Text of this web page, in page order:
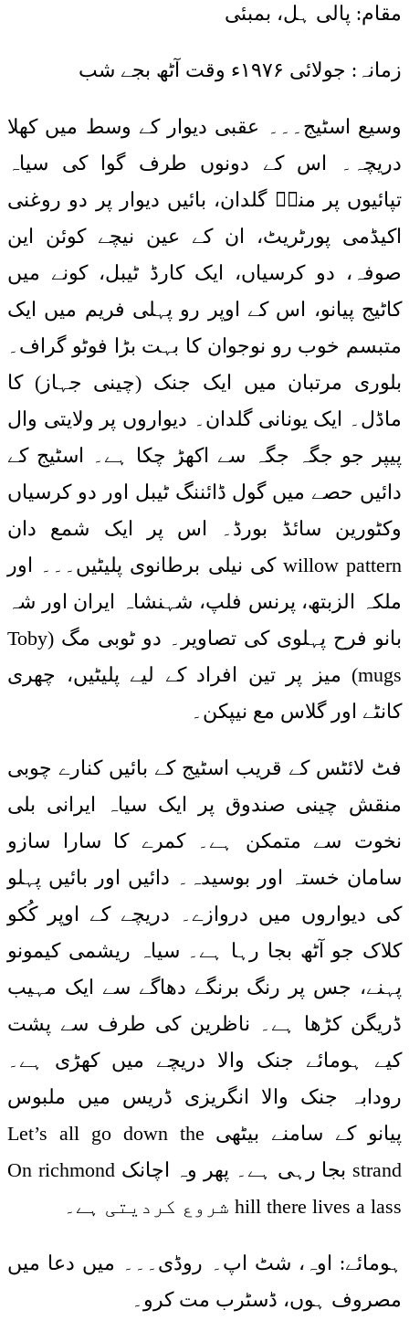
مقام: پالی ہل، بمبئی
زمانہ: جولائی ۱۹۷۶ء وقت آٹھ بجے شب
وسیع اسٹیج۔۔۔ عقبی دیوار کے وسط میں کھلا
دریچہ۔ اس کے دونوں طرف گوا کی سیاہ
تپائیوں پر منگؔ گلدان، بائیں دیوار پر دو روغنی
اکیڈمی پورٹریٹ، ان کے عین نیچے کوئن این
صوفہ، دو کرسیاں، ایک کارڈ ٹیبل، کونے میں
کاٹیج پیانو، اس کے اوپر رو پہلی فریم میں ایک
متبسم خوب رو نوجوان کا بہت بڑا فوٹو گراف۔
بلوری مرتبان میں ایک جنک (چینی جہاز) کا
ماڈل۔ ایک یونانی گلدان۔ دیواروں پر ولایتی وال
پیپر جو جگہ جگہ سے اکھڑ چکا ہے۔ اسٹیج کے
دائیں حصے میں گول ڈائننگ ٹیبل اور دو کرسیاں
وکٹورین سائڈ بورڈ۔ اس پر ایک شمع دان
willow pattern کی نیلی برطانوی پلیٹیں۔۔۔ اور
ملکہ الزبتھ، پرنس فلپ، شہنشاہ ایران اور شہ
بانو فرح پہلوی کی تصاویر۔ دو ٹوبی مگ (Toby
mugs) میز پر تین افراد کے لیے پلیٹیں، چھری
کانٹے اور گلاس مع نیپکن۔
فٹ لائٹس کے قریب اسٹیج کے بائیں کنارے چوبی
منقش چینی صندوق پر ایک سیاہ ایرانی بلی
نخوت سے متمکن ہے۔ کمرے کا سارا سازو
سامان خستہ اور بوسیدہ۔ دائیں اور بائیں پہلو
کی دیواروں میں دروازے۔ دریچے کے اوپر کُکو
کلاک جو آٹھ بجا رہا ہے۔ سیاہ ریشمی کیمونو
پہنے، جس پر رنگ برنگے دھاگے سے ایک مہیب
ڈریگن کڑھا ہے۔ ناظرین کی طرف سے پشت
کیے ہومائے جنک والا دریچے میں کھڑی ہے۔
رودابہ جنک والا انگریزی ڈریس میں ملبوس
پیانو کے سامنے بیٹھی Let’s all go down the
strand بجا رہی ہے۔ پھر وہ اچانک On richmond
hill there lives a lass شروع کردیتی ہے۔
ہومائے: اوہ، شٹ اپ۔ روڈی۔۔۔ میں دعا میں
مصروف ہوں، ڈسٹرب مت کرو۔